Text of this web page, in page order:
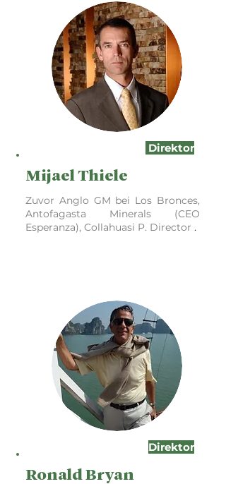
Direktor
Mijael Thiele
Zuvor Anglo GM bei Los Bronces,
Antofagasta Minerals (CEO
Esperanza), Collahuasi P. Director .
Direktor
Ronald Bryan